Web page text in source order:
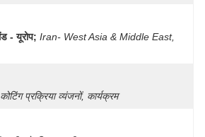
- यूरोप; Iran- West Asia & Middle East,
प्रक्रिया व्यंजनों, कार्यक्रम